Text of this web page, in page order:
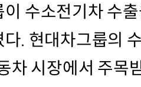
수소전기차 수
. 현대차그룹의
차 시장에서 주목